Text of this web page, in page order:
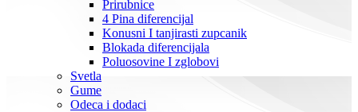
Prirubnice
4 Pina diferencijal
Konusni I tanjirasti zupcanik
Blokada diferencijala
Poluosovine I zglobovi
Svetla
Gume
Odeca i dodaci